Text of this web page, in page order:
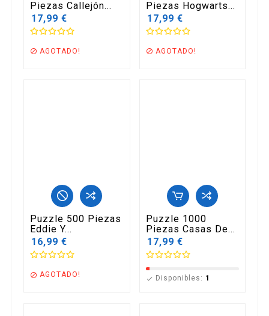
Piezas Callejón...
17,99 €
 AGOTADO!
Piezas Hogwarts...
17,99 €
 AGOTADO!
Puzzle 500 Piezas
Eddie Y...
16,99 €
 AGOTADO!
Puzzle 1000
Piezas Casas De...
17,99 €
 Disponibles: 1